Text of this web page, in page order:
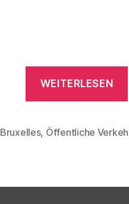
WEITERLESEN
Bruxelles, Öffentliche